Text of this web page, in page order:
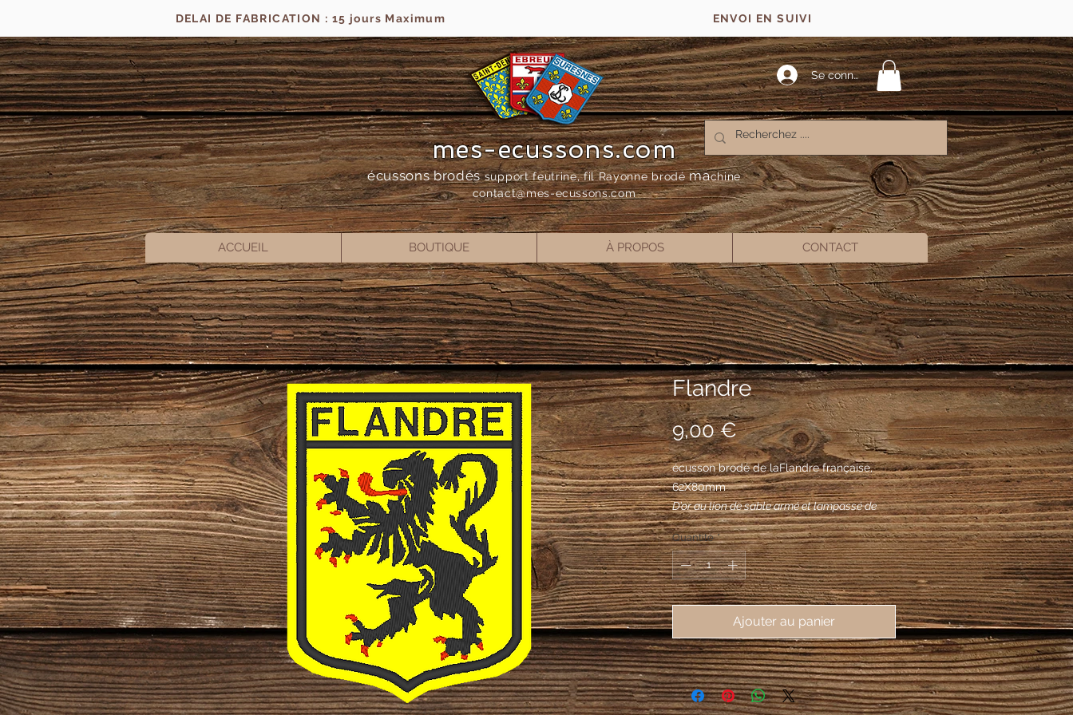
DELAI DE FABRICATION : 15 jours Maximum ENVOI EN SUIVI
Se connecter
mes-ecussons.com
écussons brodés support feutrine, fil Rayonne brodémachine
contact@mes-ecussons.com
ACCUEIL BOUTIQUE À PROPOS CONTACT
Flandre
9,00 €Prix
écusson brodé de laFlandre française,
62X80mm
D’or au lion de sable armé et lampassé de
gueules.
Quantité *
Ajouter au panier